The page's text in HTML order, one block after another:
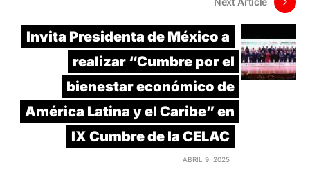
Invita Presidenta de México a
realizar “Cumbre por el
bienestar económico de
América Latina y el Caribe” en
IX Cumbre de la CELAC
ABRIL 9, 2025